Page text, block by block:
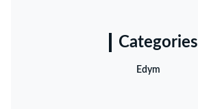
Categories
Edym